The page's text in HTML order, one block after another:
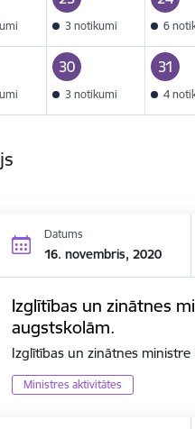
3 notikumi 6
30
3 notikumi
31
4
Datums
16. novembris, 2020
Izglītības un zinātnes
augstskolām.
Izglītības un zinātnes
Ministres aktivitātes